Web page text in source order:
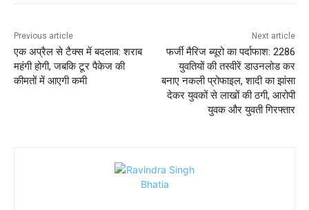
Previous article
एक अप्रैल से टैक्स में बदलाव: शराब
महंगी होगी, जबकि टूर पैकेज की
कीमतों में आएगी कमी
Next article
फर्जी मैरिज ब्यूरो का पर्दाफाश: 2286
युवतियों की तस्वीरें डाउनलोड कर
बनाए नकली प्रोफाइल, शादी का झांसा
देकर युवकों से लाखों की ठगी, आरोपी
युवक और युवती गिरफ्तार